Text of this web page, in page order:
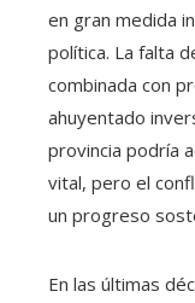
en gran medida
política. La falta
combinada con
ahuyentado
provincia podría
vital, pero el
un progreso
En las últimas